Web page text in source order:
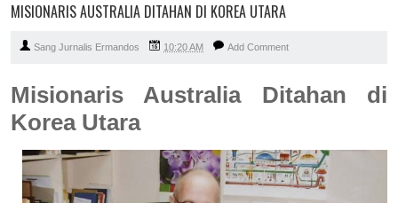
MISIONARIS AUSTRALIA DITAHAN DI KOREA UTARA
Sang Jurnalis Ermandos 10:20 AM Add Comment
Misionaris Australia Ditahan di
Korea Utara